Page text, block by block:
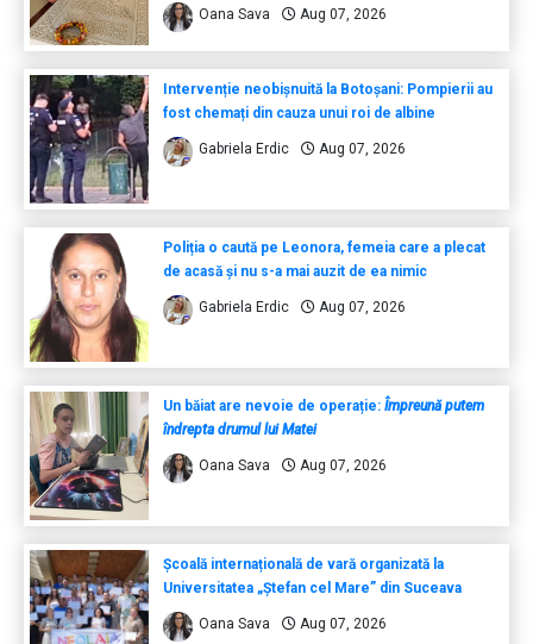
Oana Sava Aug 07, 2026
Intervenție neobișnuită la Botoșani: Pompierii au
fost chemați din cauza unui roi de albine
Gabriela Erdic Aug 07, 2026
Poliția o caută pe Leonora, femeia care a plecat
de acasă și nu s-a mai auzit de ea nimic
Gabriela Erdic Aug 07, 2026
Un băiat are nevoie de operație: Împreună putem
îndrepta drumul lui Matei
Oana Sava Aug 07, 2026
Școală internațională de vară organizată la
Universitatea „Ștefan cel Mare” din Suceava
Oana Sava Aug 07, 2026